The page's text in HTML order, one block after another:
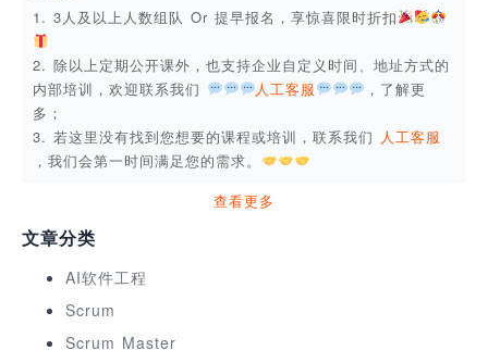
1. 3人及以上人数组队 Or 提早报名，享惊喜限时折扣
2. 除以上定期公开课外，也支持企业自定义时间、地址方式的
内部培训，欢迎联系我们
人工客服
，了解更
多；
3. 若这里没有找到您想要的课程或培训，联系我们 人工客服
，我们会第一时间满足您的需求。
查看更多
文章分类
AI软件工程
Scrum
Scrum Master